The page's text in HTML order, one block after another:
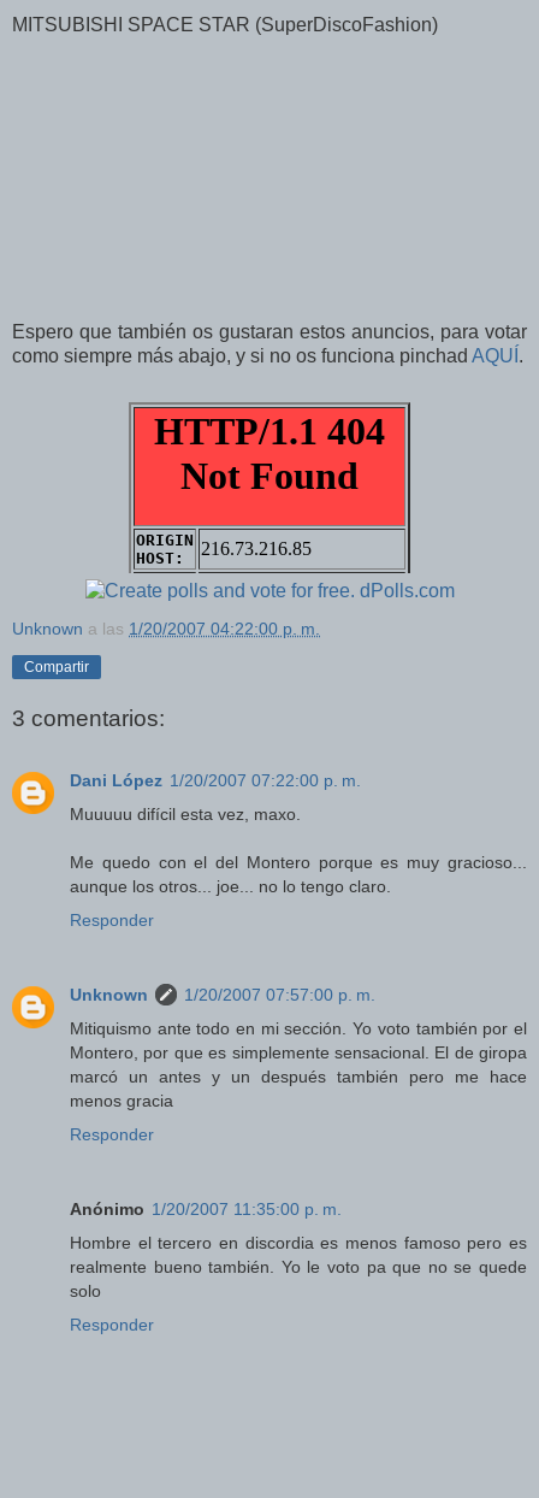
MITSUBISHI SPACE STAR (SuperDiscoFashion)
Espero que también os gustaran estos anuncios, para votar
como siempre más abajo, y si no os funciona pinchad AQUÍ .
Unknown a las 1/20/2007 04:22:00 p. m.
Compartir
3 comentarios:
Dani López 1/20/2007 07:22:00 p. m.
Muuuuu difícil esta vez, maxo.
Me quedo con el del Montero porque es muy gracioso...
aunque los otros... joe... no lo tengo claro.
Responder
Unknown
1/20/2007 07:57:00 p. m.
Mitiquismo ante todo en mi sección. Yo voto también por el
Montero, por que es simplemente sensacional. El de giropa
marcó un antes y un después también pero me hace
menos gracia
Responder
Anónimo 1/20/2007 11:35:00 p. m.
Hombre el tercero en discordia es menos famoso pero es
realmente bueno también. Yo le voto pa que no se quede
solo
Responder